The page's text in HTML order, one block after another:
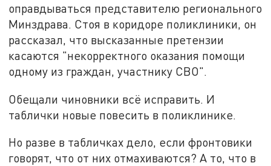
оправдываться представителю регионального
Минздрава. Стоя в коридоре поликлиники, он
рассказал, что высказанные претензии
касаются "некорректного оказания помощи
одному из граждан, участнику СВО".
Обещали чиновники всё исправить. И
таблички новые повесить в поликлинике.
Но разве в табличках дело, если фронтовики
говорят, что от них отмахиваются? А то, что в